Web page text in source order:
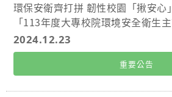
院告知需檢查項目) ※若為游離輻射、甲醛作業
等特殊健康危害作業，請詳見附表
特殊作業體格檢查。 (1)作業經歷、既往病
史、生活習慣及自覺症狀之調查。(
辨色力 、聽力、血壓與身體各系統
及問診。 (3)胸部Ｘ光（大片）攝影檢查。
環保安衛齊打拼 韌性校園「揪安心」 本年度教育部於
「113年度大專校院環境安全衛生
特別表揚了5位在環境安全衛生業務
深主管。 其中，本校環安室主任吳
教育部在肯定這些資深主管多年來
各校持續深化環境保護與安全衛生
2024.12.23
重要公告